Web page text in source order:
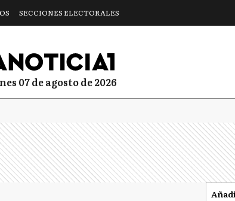
SECCIONES ELECTORALES
07 de agosto de 2026